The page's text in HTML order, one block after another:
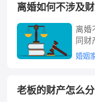
离婚如何不涉及
离婚
同财
面协
财产
方自
需警
婚姻
老板的财产怎么